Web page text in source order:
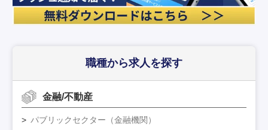
職種から求人を探す
金融/不動産
パブリックセクター（金融機関）